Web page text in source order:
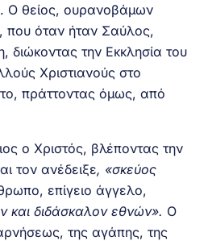
Ο θείος, ουρανοβάμων
όταν ήταν Σαύλος,
διώκοντας την Εκκλησία του
Χριστιανούς στο
πράττοντας όμως, από
ο Χριστός, βλέποντας την
τον ανέδειξε, «σκεύος
επίγειο άγγελο,
και διδάσκαλον εθνών». Ο
της αγάπης, της